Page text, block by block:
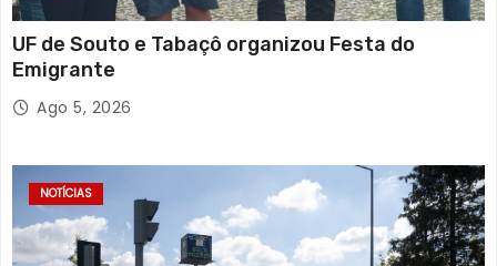
UF de Souto e Tabaçô organizou Festa do
Emigrante
Ago 5, 2026
NOTÍCIAS